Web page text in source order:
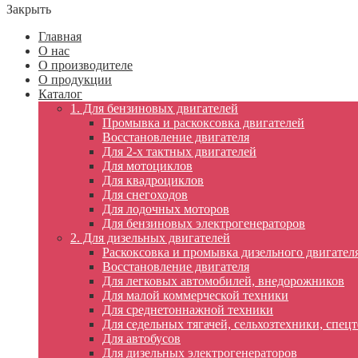
Закрыть
Главная
О нас
О производителе
О продукции
Каталог
1. Для бензиновых двигателей
Промывка и раскоксовка двигателей
Восстановление двигателя
Для 2-х тактных двигателей
Для мотоциклов
Для квадроциклов
Для снегоходов
Для лодочных моторов
Для бензиновых электрогенераторов
2. Для дизельных двигателей
Раскоксовка и промывка дизельного
Восстановление двигателя
Для легковых автомобилей, внедорожников
Для малой коммерческой техники
Для среднетоннажной техники
Для седельных тягачей, сельхозтехники,
Для автобусов
Для дизельных электрогенераторов